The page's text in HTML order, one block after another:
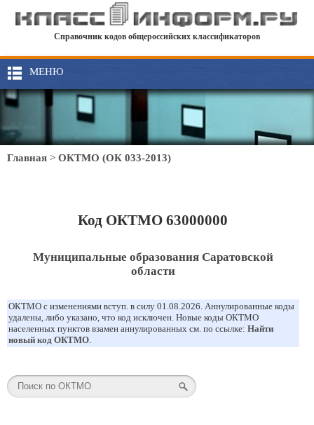
Справочник кодов общероссийских классификаторов
МЕНЮ
Главная > ОКТМО (ОК 033-2013)
Код ОКТМО 63000000
Муниципальные образования Саратовской
области
ОКТМО с изменениями вступ. в силу 01.08.2026. Аннулированные коды
удалены, либо указано, что код исключен. Новые коды ОКТМО
населенных пунктов взамен аннулированных см. по ссылке: Найти
новый код ОКТМО.